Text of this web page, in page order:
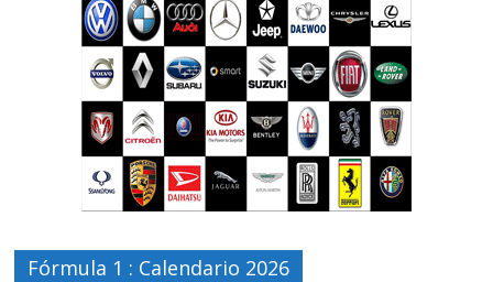
Fórmula 1 : Calendario 2026